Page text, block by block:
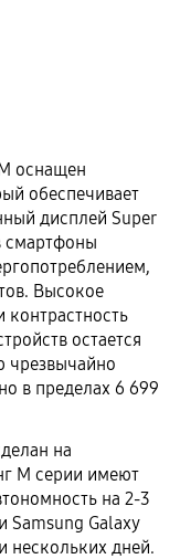
оснащен
обеспечивает
дисплей Super
смартфоны
Высокое
контрастность
остается
чрезвычайно
в пределах 6 699
на
М серии имеют
на 2-3
Samsung Galaxy
нескольких дней.